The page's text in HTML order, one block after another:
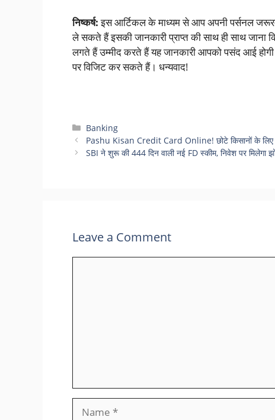
निष्कर्ष:इस आर्टिकल के माध्यम से आप अपनी पर्सनल
ले सकते हैं इसकी जानकारी प्राप्त की साथ ही साथ जाना
लगते हैं उम्मीद करते हैं यह जानकारी आपको पसंद आई
पर विजिट कर सकते हैं। धन्यवाद!
Categories
Banking
Pashu Kisan Credit Card Online! छोटे किसानों के लिए
SBI ने शुरू की 444 दिन वाली नई FD स्कीम, निवेश पर मिलेगा
Leave a Comment